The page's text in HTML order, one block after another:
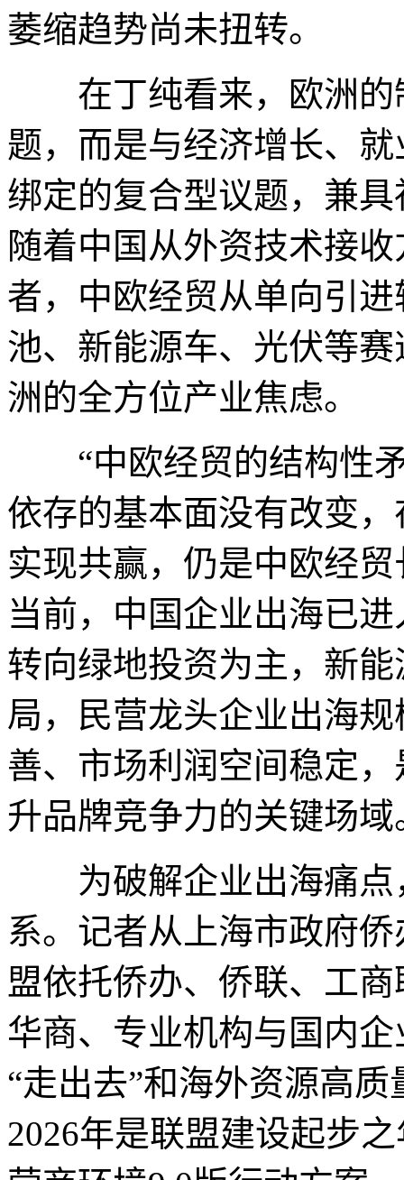
萎缩趋势尚未扭转。
在丁纯看来，欧洲的
题，而是与经济增长、
绑定的复合型议题，兼
随着中国从外资技术接
者，中欧经贸从单向引
池、新能源车、光伏等
洲的全方位产业焦虑。
“中欧经贸的结构性矛
依存的基本面没有改变
实现共赢，仍是中欧经
当前，中国企业出海已
转向绿地投资为主，新
局，民营龙头企业出海
善、市场利润空间稳定
升品牌竞争力的关键场域
为破解企业出海痛点
系。记者从上海市政府
盟依托侨办、侨联、工
华商、专业机构与国内
“走出去”和海外资源高
2026年是联盟建设起步